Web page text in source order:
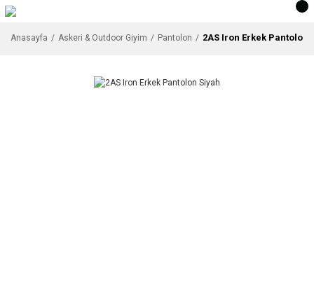
Anasayfa Askeri & Outdoor Giyim Pantolon 2AS Iron Erkek Pantolon